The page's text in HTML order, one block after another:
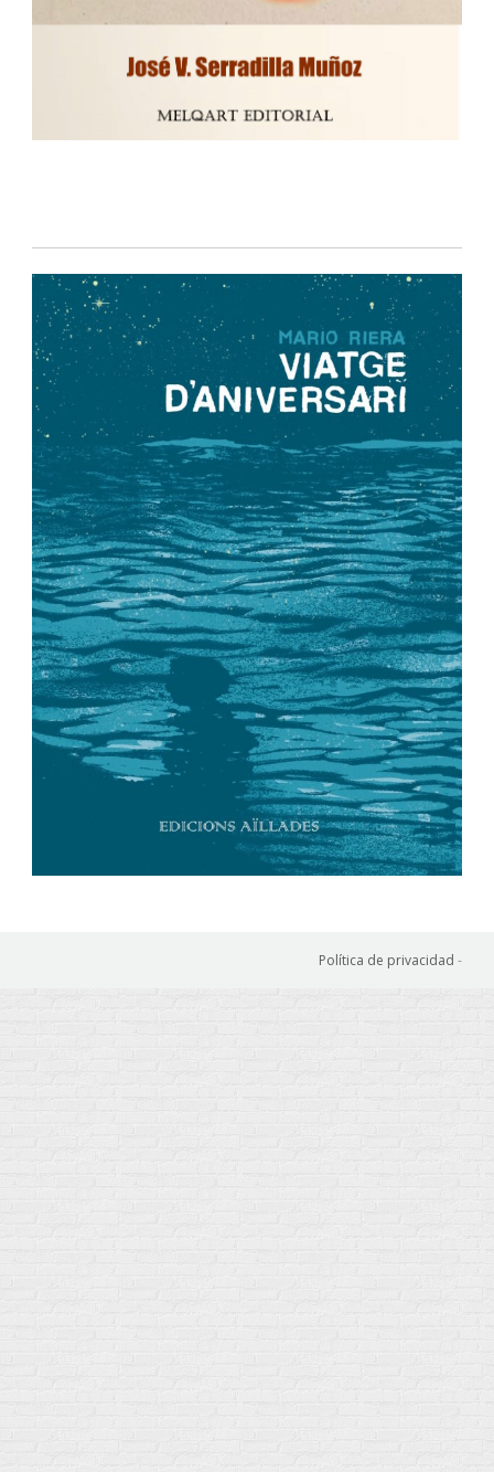
Política de privacidad -